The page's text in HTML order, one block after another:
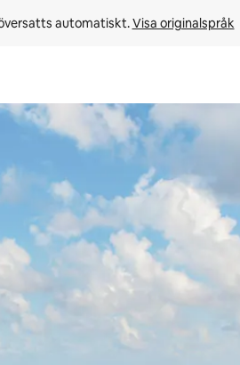
automatiskt. Visa originalspråk
genom att trycka eller svepa.